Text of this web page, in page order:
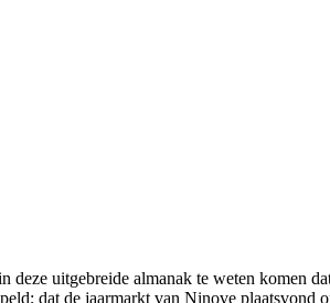
uitgebreide almanak te weten komen
dat de jaarmarkt van Ninove